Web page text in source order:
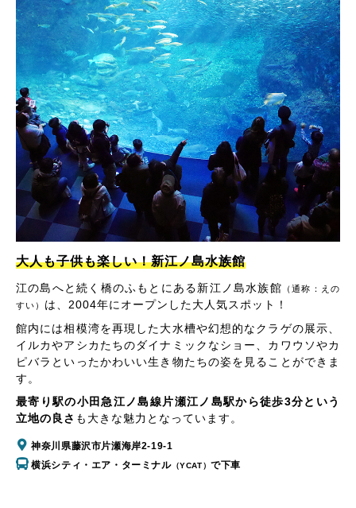
大人も子供も楽しい！新江ノ島水族館
江の島へと続く橋のふもとにある新江ノ島水族館 （通称：えの
すい） は、2004年にオープンした大人気スポット！
館内には相模湾を再現した大水槽や幻想的なクラゲの展示、
イルカやアシカたちのダイナミックなショー、カワウソやカ
ピバラといったかわいい生き物たちの姿を見ることができま
す。
最寄り駅の小田急江ノ島線片瀬江ノ島駅から徒歩3分という
立地の良さ も大きな魅力となっています。
神奈川県藤沢市片瀬海岸2-19-1
横浜シティ・エア・ターミナル（YCAT）で下車